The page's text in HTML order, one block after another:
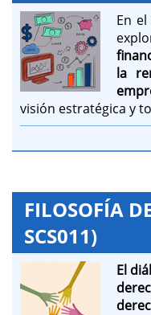
En
la
visión estratégica y
FILOSOFÍA
SCS011)
El